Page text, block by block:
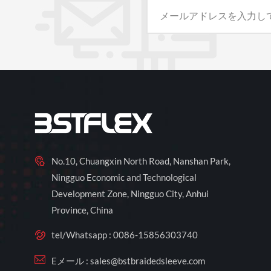
No.10, Chuangxin North Road, Nanshan Park,
Ningguo Economic and Technological
Development Zone, Ningguo City, Anhui
Province, China
tel/Whatsapp : 0086-15856303740
Eメール : sales@bstbraidedsleeve.com